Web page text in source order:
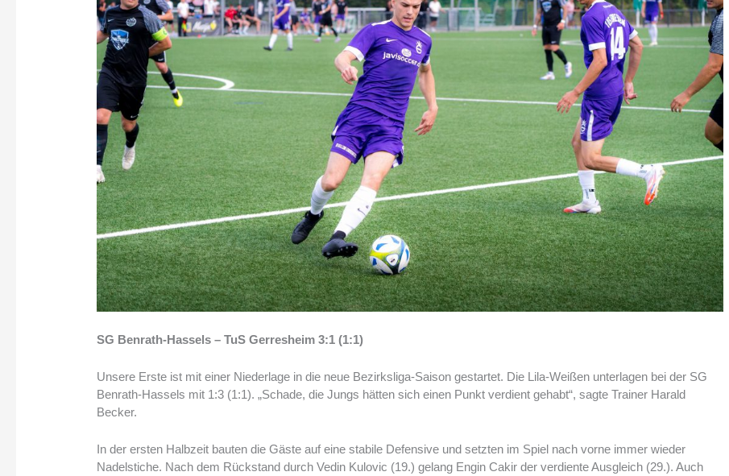
SG Benrath-Hassels – TuS Gerresheim 3:1 (1:1)
Unsere Erste ist mit einer Niederlage in die neue Bezirksliga-Saison gestartet. Die Lila-Weißen unterlagen bei der SG
Benrath-Hassels mit 1:3 (1:1). „Schade, die Jungs hätten sich einen Punkt verdient gehabt“, sagte Trainer Harald
Becker.
In der ersten Halbzeit bauten die Gäste auf eine stabile Defensive und setzten im Spiel nach vorne immer wieder
Nadelstiche. Nach dem Rückstand durch Vedin Kulovic (19.) gelang Engin Cakir der verdiente Ausgleich (29.). Auch